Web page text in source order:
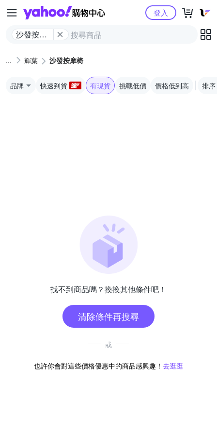
Yahoo購物中心
沙發按摩
登入
輝葉 沙發按摩椅
品牌 快速到貨 有現貨 挑戰低價 價格低到高 排序
找不到商品嗎？換換其他條件吧！
清除條件再搜尋
或
也許你會對這些價格優惠中的商品感興趣！ 去逛逛